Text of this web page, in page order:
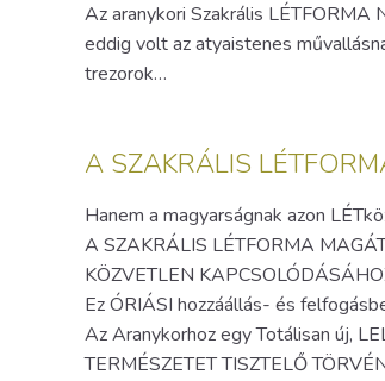
Az aranykori Szakrális LÉTFORMA
eddig volt az atyaistenes
trezorok…
A SZAKRÁLIS
Hanem a magyarságnak azon
A SZAKRÁLIS LÉTFORMA
KÖZVETLEN
Ez ÓRIÁSI hozzáállás- és
Az Aranykorhoz egy Totálisan új,
TERMÉSZETET TISZTELŐ